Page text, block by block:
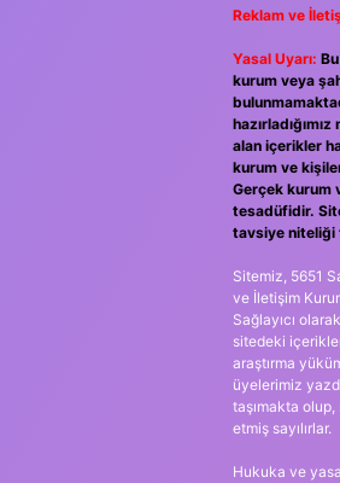
Reklam ve
Yasal Uyarı:
kurum veya
alan içerikler
kurum ve
Gerçek kurum
tesadüfidir.
tavsiye niteliği
Sitemiz, 5651
ve İletişim
Sağlayıcı
sitedeki
araştırma
üyelerimiz
taşımakta
etmiş sayılırlar.
Hukuka ve